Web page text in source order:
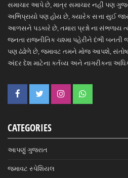
સમાચાર આપે છે, માત્ર સમાચાર નહીં પણ
અભિપ્રાયો પણ હોય છે, ક્યારેક સત્તા સુઈ
આળસને પડકારે છે, તમારા પ્રશ્નો ના સંભળાય
જનતા રાજનીતિક ચશ્મા પહેરીને દંભી બનતી
પણ ઢંઢોળે છે, જમાવટ તમને મોજ આપશે,
અંદર દેશ માટેના કર્તવ્ય અને નાગરીકના
CATEGORIES
આપણું ગુજરાત
જમાવટ સ્પેશિયલ